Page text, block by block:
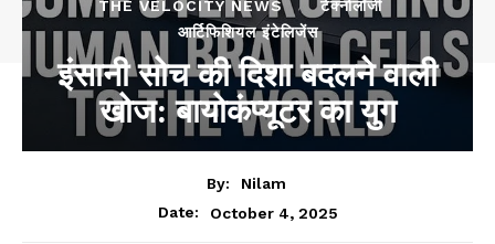
THE VELOCITY NEWS
टेक्नोलॉजी
आर्टिफिशियल इंटेलिजेंस
इंसानी सोच की दिशा बदलने वाली
खोज: बायोकंप्यूटर का युग
By:
Nilam
Date:
October 4, 2025